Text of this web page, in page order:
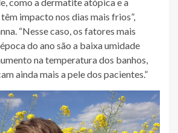
impacto nos dias mais frios”,
“Nesse caso, os fatores mais
do ano são a baixa umidade
na temperatura dos banhos,
ainda mais a pele dos pacientes.”